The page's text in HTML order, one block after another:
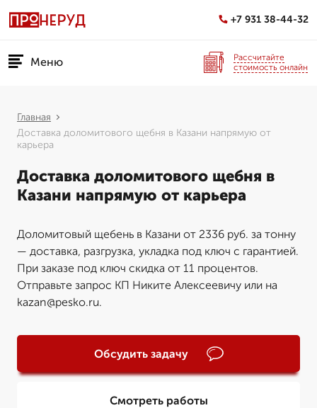
+7 931 38-44-32
Меню
Рассчитайте
стоимость онлайн
Главная
Доставка доломитового щебня в Казани напрямую от
карьера
Доставка доломитового щебня в
Казани напрямую от карьера
Доломитовый щебень в Казани от 2336 руб. за тонну
— доставка, разгрузка, укладка под ключ с гарантией.
При заказе под ключ скидка от 11 процентов.
Отправьте запрос КП Никите Алексеевичу или на
kazan@pesko.ru.
Обсудить задачу
Смотреть работы